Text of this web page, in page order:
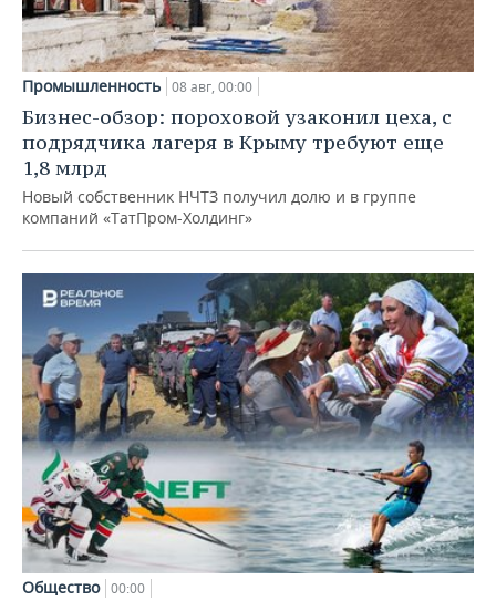
Промышленность 08 авг, 00:00
Бизнес-обзор: пороховой узаконил цеха, с
подрядчика лагеря в Крыму требуют еще
1,8 млрд
Новый собственник НЧТЗ получил долю и в группе
компаний «ТатПром-Холдинг»
Общество 00:00